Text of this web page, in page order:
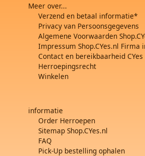
Meer over...
Verzend en betaal informatie*
Privacy van Persoonsgegevens
Algemene Voorwaarden
Impressum Shop.CYes.nl Firma
Contact en bereikbaarheid CYes
Herroepingsrecht
Winkelen
informatie
Order Herroepen
Sitemap Shop.CYes.nl
FAQ
Pick-Up bestelling ophalen